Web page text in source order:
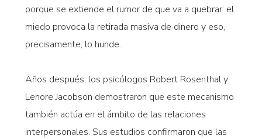
porque se extiende el rumor de que va a quebrar: el
miedo provoca la retirada masiva de dinero y eso,
precisamente, lo hunde.
Años después, los psicólogos Robert Rosenthal y
Lenore Jacobson demostraron que este mecanismo
también actúa en el ámbito de las relaciones
interpersonales. Sus estudios confirmaron que las